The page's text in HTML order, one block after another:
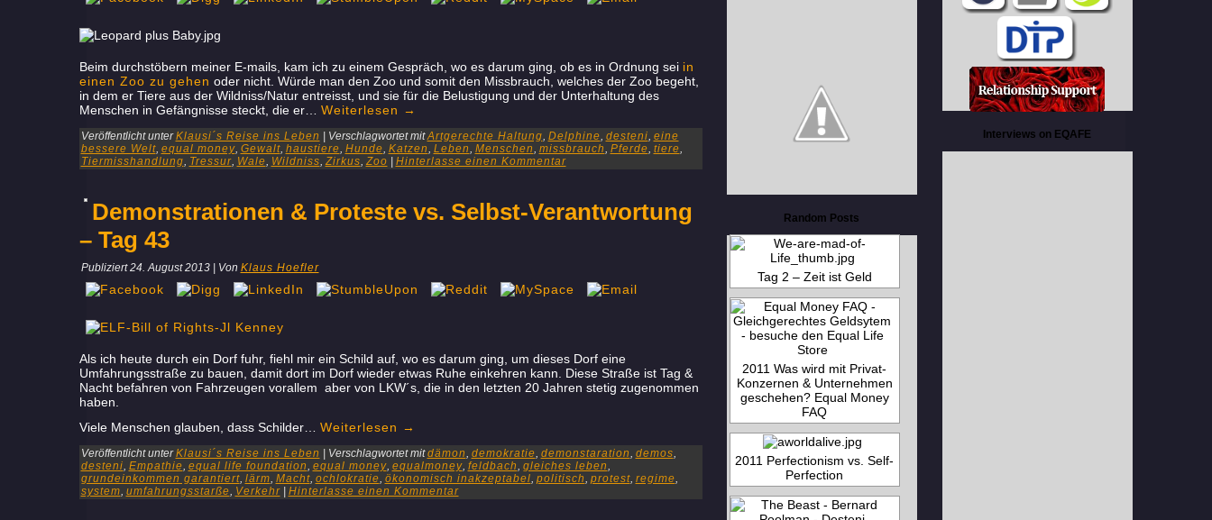
Beim durchstöbern meiner E-mails, kam ich zu einem Gespräch, wo es darum ging, ob es in Ordnung sei in
einen Zoo zu gehen oder nicht. Würde man den Zoo und somit den Missbrauch, welches der Zoo begeht,
in dem er Tiere aus der Wildniss/Natur entreisst, und sie für die Belustigung und der Unterhaltung des
Menschen in Gefängnisse steckt, die er… Weiterlesen →
Veröffentlicht unter Klausi´s Reise ins Leben Verschlagwortet mit Artgerechte Haltung, Delphine, desteni, eine
bessere Welt, equal money, Gewalt, haustiere, Hunde, Katzen, Leben, Menschen, missbrauch, Pferde, tiere,
Tiermisshandlung, Tressur, Wale, Wildniss, Zirkus, Zoo Hinterlasse einen Kommentar
Demonstrationen & Proteste vs. Selbst-Verantwortung
– Tag 43
Publiziert 24. August 2013| Von Klaus Hoefler
Als ich heute durch ein Dorf fuhr, fiehl mir ein Schild auf, wo es darum ging, um dieses Dorf eine
Umfahrungsstraße zu bauen, damit dort im Dorf wieder etwas Ruhe einkehren kann. Diese Straße ist Tag &
Nacht befahren von Fahrzeugen vorallem aber von LKW´s, die in den letzten 20 Jahren stetig zugenommen
haben.
Viele Menschen glauben, dass Schilder… Weiterlesen →
Veröffentlicht unter Klausi´s Reise ins Leben Verschlagwortet mit dämon, demokratie, demonstaration, demos,
desteni, Empathie, equal life foundation, equal money, equalmoney, feldbach, gleiches leben,
grundeinkommen garantiert, lärm, Macht, ochlokratie, ökonomisch inakzeptabel, politisch, protest, regime,
system, umfahrungsstarße, Verkehr| Hinterlasse einen Kommentar
Random Posts
Tag 2 – Zeit ist Geld
2011 Was wird mit Privat-
Konzernen & Unternehmen
geschehen? Equal Money
FAQ
2011 Perfectionism vs. Self-
Perfection
Interviews on EQAFE